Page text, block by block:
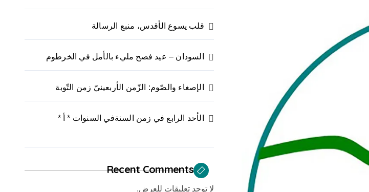
قلب يسوع الأقدس، منبع الرسالة
السودان – عيد فصح مليء بالأمل في الخرطوم
الإصغاء والصّوم: الزّمن الأربعينيّ زمن التّوبة
الأحد الرابع في زمن السنةفي السنوات * أ *
Recent Comments
لا توجد تعليقات للعرض.